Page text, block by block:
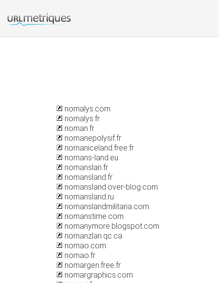
nomalys.com
nomalys.fr
noman.fr
nomanepolysif.fr
nomaniceland.free.fr
nomans-land.eu
nomanslan.fr
nomansland.fr
nomansland.over-blog.com
nomansland.ru
nomanslandmilitaria.com
nomanstime.com
nomanymore.blogspot.com
nomanzlan.qc.ca
nomao.com
nomao.fr
nomargen.free.fr
nomargraphics.com